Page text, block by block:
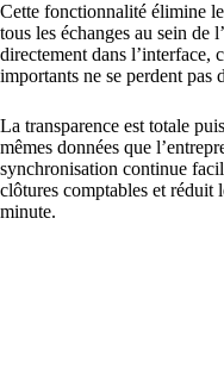
Cette fonctionnalité élimine
tous les échanges au sein de
directement dans l’interface,
importants ne se perdent pas
La transparence est totale
mêmes données que
synchronisation continue
clôtures comptables et réduit
minute.